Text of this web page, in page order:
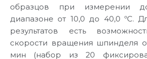
образцов при измерении
диапазоне от 10,0 до 40,0 ºС.
результатов есть
скорости вращения шпинделя
мин (набор из 20